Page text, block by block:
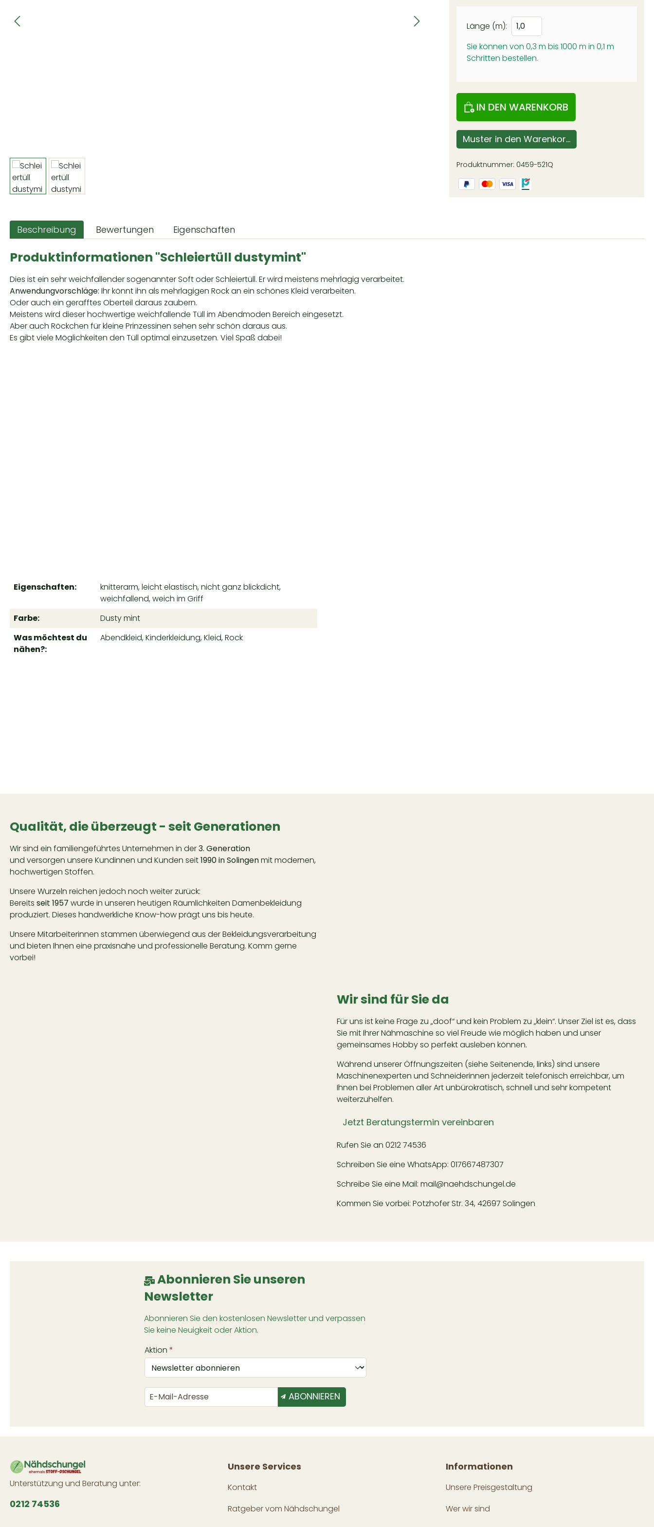
Länge (m):
Sie können von 0,3 m bis 1000 m in 0,1 m
Schritten bestellen.
IN DEN WARENKORB
Muster in den Warenkorb
Produktnummer: 0459-521Q
Beschreibung Bewertungen Eigenschaften
Produktinformationen "Schleiertüll dustymint"
Dies ist ein sehr weichfallender sogenannter Soft oder Schleiertüll. Er wird meistens mehrlagig verarbeitet.
Anwendungvorschläge: Ihr könnt ihn als mehrlagigen Rock an ein schönes Kleid verarbeiten.
Oder auch ein gerafftes Oberteil daraus zaubern.
Meistens wird dieser hochwertige weichfallende Tüll im Abendmoden Bereich eingesetzt.
Aber auch Röckchen für kleine Prinzessinen sehen sehr schön daraus aus.
Es gibt viele Möglichkeiten den Tüll optimal einzusetzen. Viel Spaß dabei!
Eigenschaften:
knitterarm, leicht elastisch, nicht ganz blickdicht,
weichfallend, weich im Griff
Farbe:
Dusty mint
Was möchtest du
nähen?:
Abendkleid, Kinderkleidung, Kleid, Rock
Qualität, die überzeugt - seit Generationen
Wir sind ein familiengeführtes Unternehmen in der3. Generation
und versorgen unsere Kundinnen und Kunden seit1990 in Solingenmit modernen,
hochwertigen Stoffen.
Unsere Wurzeln reichen jedoch noch weiter zurück:
Bereits seit 1957 wurde in unseren heutigen Räumlichkeiten Damenbekleidung
produziert. Dieses handwerkliche Know-how prägt uns bis heute.
Unsere Mitarbeiterinnen stammen überwiegend aus der Bekleidungsverarbeitung
und bieten Ihnen eine praxisnahe und professionelle Beratung. Komm gerne
vorbei!
Wir sind für Sie da
Für uns ist keine Frage zu „doof“ und kein Problem zu „klein“. Unser Ziel ist es, dass
Sie mit Ihrer Nähmaschine so viel Freude wie möglich haben und unser
gemeinsames Hobby so perfekt ausleben können.
Während unserer Öffnungszeiten (siehe Seitenende, links) sind unsere
Maschinenexperten und Schneiderinnen jederzeit telefonisch erreichbar, um
Ihnen bei Problemen aller Art unbürokratisch, schnell und sehr kompetent
weiterzuhelfen.
Jetzt Beratungstermin vereinbaren
Rufen Sie an 0212 74536
Schreiben Sie eine WhatsApp: 017667487307
Schreibe Sie eine Mail: mail@naehdschungel.de
Kommen Sie vorbei: Potzhofer Str. 34, 42697 Solingen
Abonnieren Sie unseren
Newsletter
Abonnieren Sie den kostenlosen Newsletter und verpassen
Sie keine Neuigkeit oder Aktion.
Aktion *
ABONNIEREN
Unterstützung und Beratung unter:
0212 74536
Unsere Services
Kontakt
Ratgeber vom Nähdschungel
Informationen
Unsere Preisgestaltung
Wer wir sind